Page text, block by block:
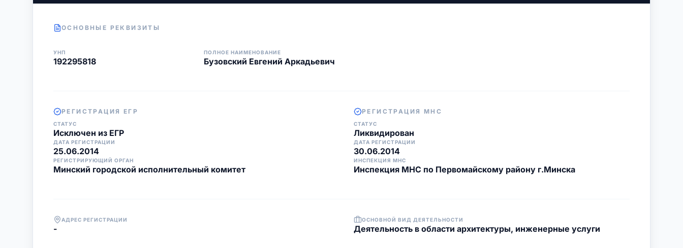
ОСНОВНЫЕ РЕКВИЗИТЫ
УНП
192295818
ПОЛНОЕ НАИМЕНОВАНИЕ
Бузовский Евгений Аркадьевич
РЕГИСТРАЦИЯ ЕГР
СТАТУС
Исключен из ЕГР
ДАТА РЕГИСТРАЦИИ
25.06.2014
РЕГИСТРИРУЮЩИЙ ОРГАН
Минский городской исполнительный комитет
РЕГИСТРАЦИЯ МНС
СТАТУС
Ликвидирован
ДАТА РЕГИСТРАЦИИ
30.06.2014
ИНСПЕКЦИЯ МНС
Инспекция МНС по Первомайскому району г.Минска
АДРЕС РЕГИСТРАЦИИ
-
ОСНОВНОЙ ВИД ДЕЯТЕЛЬНОСТИ
Деятельность в области архитектуры, инженерные услуги